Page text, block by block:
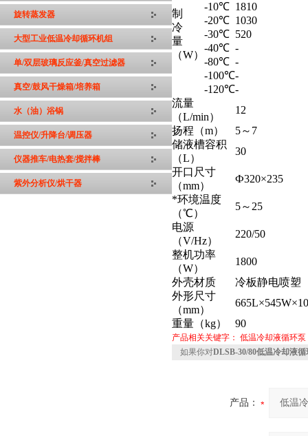
旋转蒸发器
大型工业低温冷却循环机组
单/双层玻璃反应釜/真空过滤器
真空/鼓风干燥箱/培养箱
水（油）浴锅
温控仪/升降台/调压器
仪器推车/电热套/搅拌棒
紫外分析仪/烘干器
制
冷
量
（W）
-10℃ 1810
-20℃ 1030
-30℃ 520
-40℃ -
-80℃ -
-100℃-
-120℃-
流量
（L/min）
12
扬程（m）
5～7
储液槽容积
（L）
30
开口尺寸
（mm）
Ф320×235
*环境温度
（℃）
5～25
电源
（V/Hz）
220/50
整机功率
（W）
1800
外壳材质
冷板静电喷塑
外形尺寸
（mm）
重量（kg）
90
产品相关关键字： 低温冷却液循环泵
如果你对DLSB-30/80低温冷却液
产品：